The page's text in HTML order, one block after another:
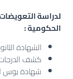
لدراسة
الحكومية :
الشهادة
كشف
شهادة يوس